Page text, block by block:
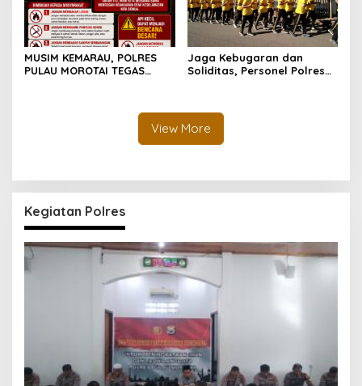
MUSIM KEMARAU, POLRES
PULAU MOROTAI TEGAS
Jaga Kebugaran dan
Soliditas, Personel Polres
View More
Kegiatan Polres